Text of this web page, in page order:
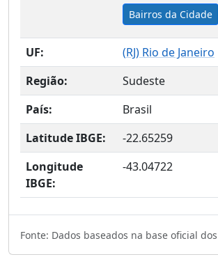
Bairros da Cidade
UF: (RJ) Rio de Janeiro
Região:
Sudeste
País:
Brasil
Latitude IBGE:
-22.65259
Longitude
IBGE:
-43.04722
Fonte: Dados baseados na base oficial dos